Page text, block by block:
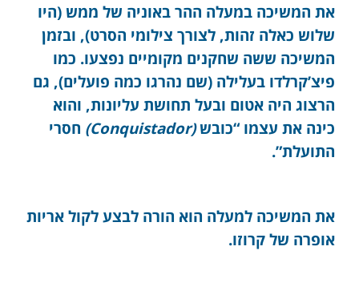
את המשיכה במעלה ההר באוניה של ממש (היו
שלוש כאלה זהות, לצורך צילומי הסרט), ובזמן
המשיכה ששה שחקנים מקומיים נפצעו. כמו
פיצ’קרלדו בעלילה (שם נהרגו כמה פועלים), גם
הרצוג היה אטום ובעל תחושת עליונות, והוא
כינה את עצמו “כובש(Conquistador)
חסרי
התועלת”.
את המשיכה למעלה הוא הורה לבצע לקול אריות
אופרה של קרוזו.